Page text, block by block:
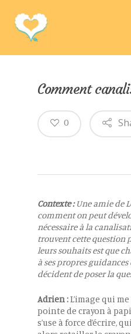
Comment
0
Contexte :Une amie de
comment on peut
nécessaire à la
trouvent cette question
leurs souhaits est que
à ses propres
décident de poser la
Adrien :L’image qui
pointe de crayon à
s’use à force d’écrire,